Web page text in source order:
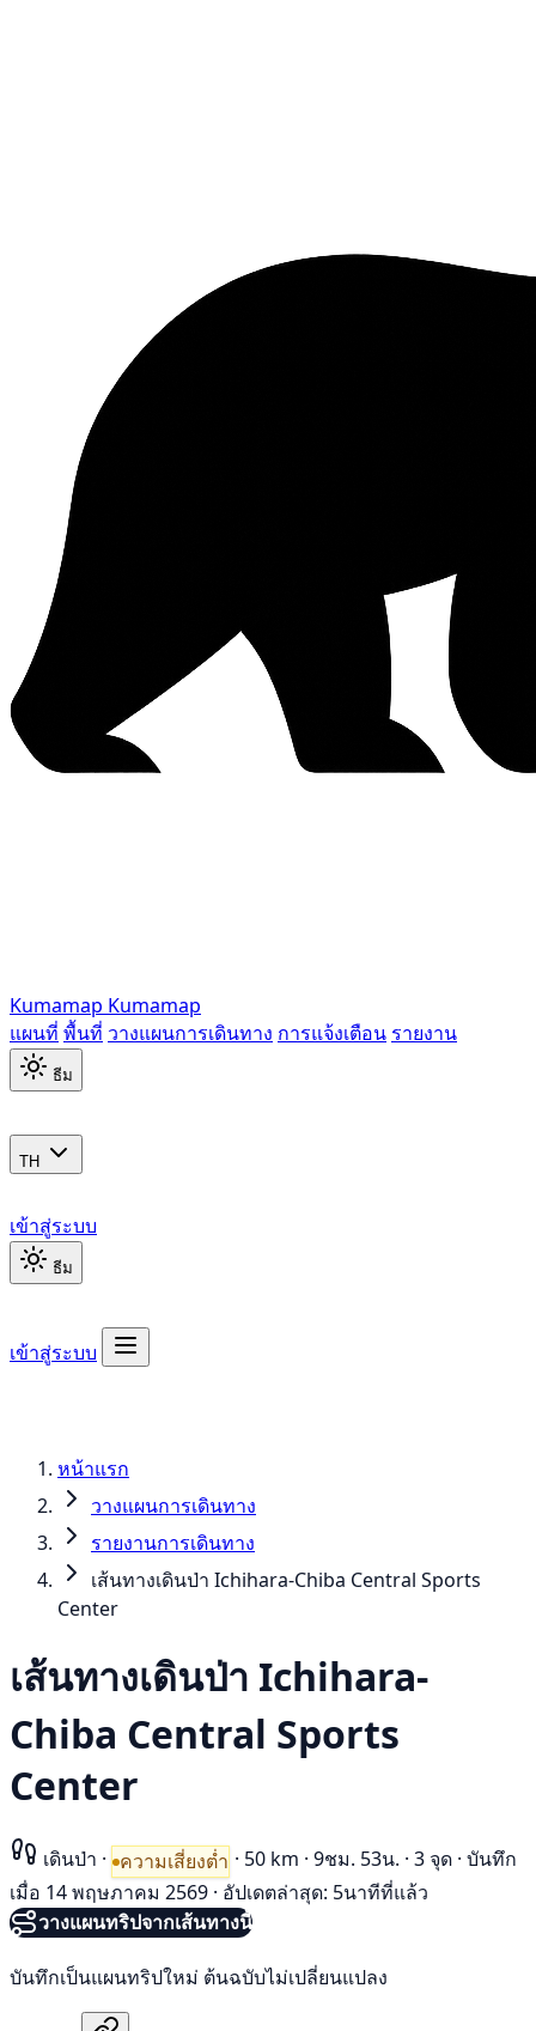
Kumamap Kumamap
แผนที่ พื้นที่ วางแผนการเดินทาง การแจ้งเตือน รายงาน
ธีม
TH
เข้าสู่ระบบ
ธีม
เข้าสู่ระบบ
หน้าแรก
วางแผนการเดินทาง
รายงานการเดินทาง
เส้นทางเดินป่า Ichihara-Chiba Central Sports
Center
เส้นทางเดินป่า Ichihara-
Chiba Central Sports
Center
เดินป่า · ความเสี่ยงต่ำ · 50 km · 9ชม. 53น. · 3 จุด · บันทึก
เมื่อ 14 พฤษภาคม 2569 · อัปเดตล่าสุด: 5นาทีที่แล้ว
วางแผนทริปจากเส้นทางนี้
บันทึกเป็นแผนทริปใหม่ ต้นฉบับไม่เปลี่ยนแปลง